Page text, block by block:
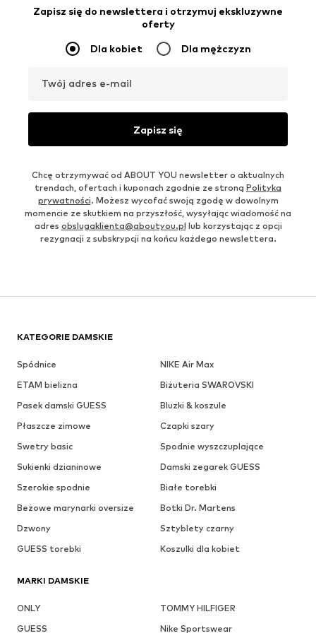
Zapisz się do newslettera i otrzymuj ekskluzywne
oferty
Dla kobiet Dla mężczyzn
Twój adres e-mail
Zapisz się
Chcę otrzymywać od ABOUT YOU newsletter o aktualnych
trendach, ofertach i kuponach zgodnie ze stroną Polityka
prywatności. Możesz wycofać swoją zgodę w dowolnym
momencie ze skutkiem na przyszłość, wysyłając wiadomość na
adres obslugaklienta@aboutyou.pl lub korzystając z opcji
rezygnacji z subskrypcji na końcu każdego newslettera.
KATEGORIE DAMSKIE
Spódnice
NIKE Air Max
ETAM bielizna
Biżuteria SWAROVSKI
Pasek damski GUESS
Bluzki & koszule
Płaszcze zimowe
Czapki szary
Swetry basic
Spodnie wyszczuplające
Sukienki dzianinowe
Damski zegarek GUESS
Szerokie spodnie
Białe torebki
Beżowe marynarki oversize
Botki Dr. Martens
Dzwony
Sztyblety czarny
GUESS torebki
Koszulki dla kobiet
MARKI DAMSKIE
ONLY
TOMMY HILFIGER
GUESS
Nike Sportswear